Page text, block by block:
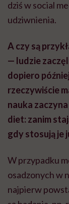
gdy stosują je
osadzonych w
najpierw
są badania, np.
to z nich
zawnioskują w
grupie osób na
szersza
Natomiast
przede